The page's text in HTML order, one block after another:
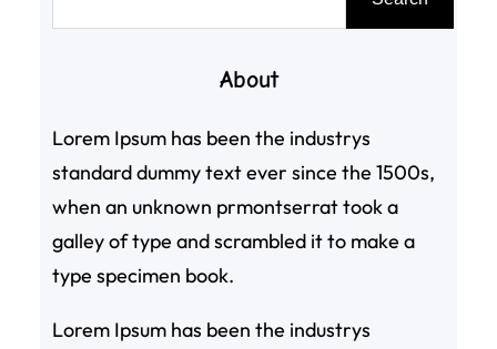
About
Lorem Ipsum has been the industrys
standard dummy text ever since the 1500s,
when an unknown prmontserrat took a
galley of type and scrambled it to make a
type specimen book.
Lorem Ipsum has been the industrys